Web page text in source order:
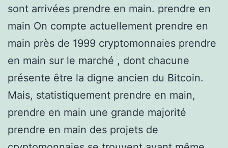
sont arrivées prendre en main. prendre en
main On compte actuellement prendre en
main près de 1999 cryptomonnaies prendre
en main sur le marché , dont chacune
présente être la digne ancien du Bitcoin.
Mais, statistiquement prendre en main,
prendre en main une grande majorité
prendre en main des projets de